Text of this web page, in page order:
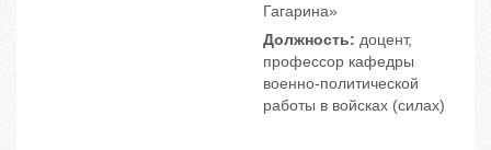
Гагарина»
Должность: доцент,
профессор кафедры
военно-политической
работы в войсках (силах)